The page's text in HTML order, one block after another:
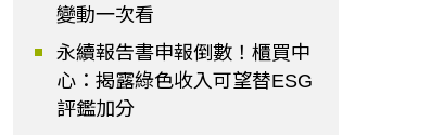
變動一次看
永續報告書申報倒數！櫃買中
心：揭露綠色收入可望替ESG
評鑑加分